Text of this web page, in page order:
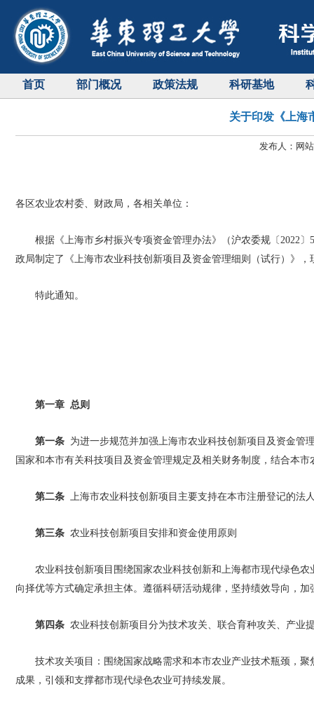
首页 部门概况 政策法规 科研基地
关于印发《上海
发布人：网
各区农业农村委、财政局，各相关单位：
根据《上海市乡村振兴专项资金管理办法》（沪农委规〔2022
政局制定了《上海市农业科技创新项目及资金管理细则（试行）》
特此通知。
第一章 总则
第一条 为进一步规范并加强上海市农业科技创新项目及资金管
国家和本市有关科技项目及资金管理规定及相关财务制度，结合本
第二条 上海市农业科技创新项目主要支持在本市注册登记的法
第三条 农业科技创新项目安排和资金使用原则
农业科技创新项目围绕国家农业科技创新和上海都市现代绿色
向择优等方式确定承担主体。遵循科研活动规律，坚持绩效导向，
第四条 农业科技创新项目分为技术攻关、联合育种攻关、产业
技术攻关项目：围绕国家战略需求和本市农业产业技术瓶颈，
成果，引领和支撑都市现代绿色农业可持续发展。